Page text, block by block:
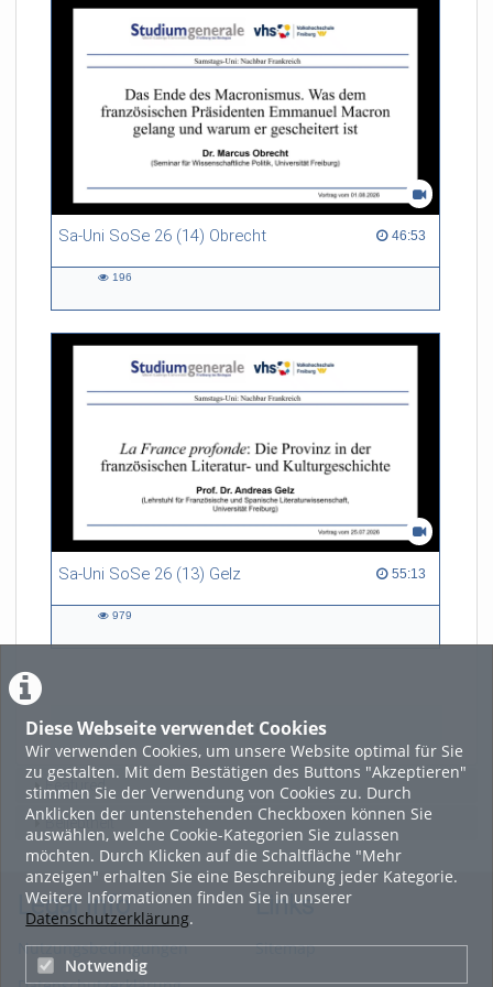
Diese Webseite verwendet Cookies
Wir verwenden Cookies, um unsere Website optimal für Sie
zu gestalten. Mit dem Bestätigen des Buttons "Akzeptieren"
stimmen Sie der Verwendung von Cookies zu. Durch
Anklicken der untenstehenden Checkboxen können Sie
auswählen, welche Cookie-Kategorien Sie zulassen
möchten. Durch Klicken auf die Schaltfläche "Mehr
anzeigen" erhalten Sie eine Beschreibung jeder Kategorie.
Weitere Informationen finden Sie in unserer
Datenschutzerklärung.
Notwendig
Sa-Uni SoSe 26 (14) Obrecht 46:53
46:53 duration
196
Sa-Uni SoSe 26 (13) Gelz 55:13
55:13 duration
979
LADE MEHR
Featured
Beliebtheit
Legal Info
Nutzungsbedingungen
Links
Sitemap